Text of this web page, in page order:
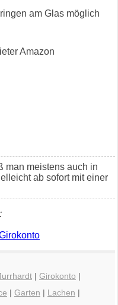
am Glas möglich
Amazon
man meistens auch in
ab sofort mit einer
| Girokonto |
| Garten | Lachen |